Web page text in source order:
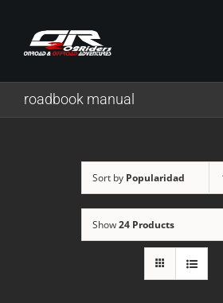
content
roadbook manual
Sort by Popularidad
Show24 Products